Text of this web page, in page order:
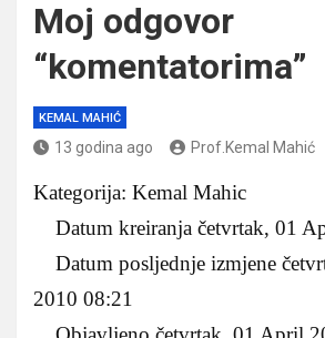
Moj odgovor
“komentatorima”
KEMAL MAHIĆ
13 godina ago Prof.Kemal Mahić
Kategorija: Kemal Mahic
Datum kreiranja četvrtak, 01
Datum posljednje izmjene
2010 08:21